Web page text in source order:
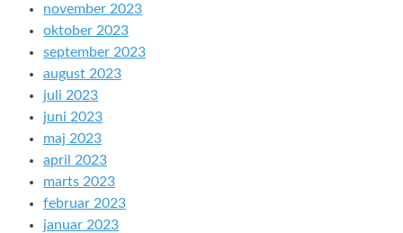
november 2023
oktober 2023
september 2023
august 2023
juli 2023
juni 2023
maj 2023
april 2023
marts 2023
februar 2023
januar 2023